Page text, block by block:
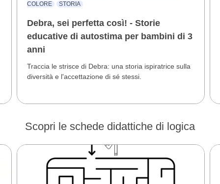
COLORE
STORIA
Debra, sei perfetta così! - Storie
educative di autostima per bambini di 3
anni
Traccia le strisce di Debra: una storia ispiratrice sulla
diversità e l'accettazione di sé stessi.
Scopri le schede didattiche di logica